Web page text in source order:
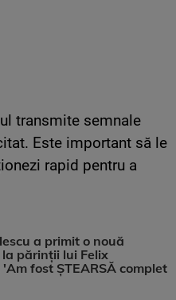
transmite semnale
Este important să le
rapid pentru a
a primit o nouă
la părinții lui Felix
fost ȘTEARSĂ complet